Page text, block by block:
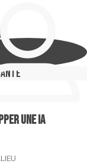
une IA